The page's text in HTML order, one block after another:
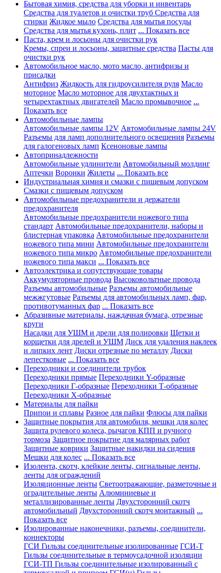
Бытовая химия, средства для уборки и инвентарь
Средства для туалетов и очистки труб Средства для
стирки Жидкое мыло Средства для мытья посуды
Средства для мытья кухонь, плит ... Показать все
Паста, крем и лосьоны для очистки рук
Кремы, спреи и лосьоны, защитные средства Пасты для
очистки рук
Автомобильное масло, мото масло, антифризы и
присадки
Антифриз Жидкость для гидроусилителя руля Масло
моторное Масло моторное для двухтактных и
четырехтактных двигателей Масло промывочное ...
Показать все
Автомобильные лампы
Автомобильные лампы 12V Автомобильные лампы 24V
Разъемы для ламп дополнительного освещения Разъемы
для галогеновых ламп Ксеноновые лампы
Автопринадлежности
Автомобильные удлинители Автомобильный молдинг
Аптечки Воронки Жилеты ... Показать все
Индустриальная химия и смазки с пищевым допуском
Смазки с пищевым допуском
Автомобильные предохранители и держатели
предохранителя
Автомобильные предохранители ножевого типа
стандарт Автомобильные предохранители, наборы и
блистерная упаковка Автомобильные предохранители
ножевого типа мини Автомобильные предохранители
ножевого типа микро Автомобильные предохранители
ножевого типа макси ... Показать все
Автоэлектрика и сопутствующие товары
Аккумуляторные провода Высоковольтные провода
Разъемы автомобильные Разъемы автомобильные
межжгутовые Разъемы для автомобильных ламп, фар,
противотуманных фар ... Показать все
Абразивные материалы, наждачная бумага, отрезные
круги
Насадки для УШМ и дрели для полировки Щетки и
корщетки для дрелей и УШМ Диск для удаления наклеек
и липких лент Диски отрезные по металлу Диски
лепестковые ... Показать все
Переходники и соединители трубок
Переходники прямые Переходники Y-образные
Переходники Г-образные Переходники Т-образные
Переходники Х-образные
Материалы для пайки
Припои и сплавы Разное для пайки Флюсы для пайки
Защитные покрытия для автомобиля, мешки для колес
Защита рулевого колеса, рычагов КПП и ручного
тормоза Защитное покрытие для малярных работ
Защитные коврики Защитные накидки на сидения
Мешки для колес ... Показать все
Изолента, скотч, клейкие ленты, сигнальные ленты,
ленты для ограждений
Изоляционные ленты Светоотражающие, разметочные и
оградительные ленты Алюминиевые и
металлизированные ленты Двухсторонний скотч
автомобильный Двухсторонний скотч монтажный ...
Показать все
Изолированные наконечники, разъемы, соединители,
коннекторы
ГСИ Гильзы соединительные изолированные ГСИ-Т
Гильзы соединительные в термоусадочной изоляции
ГСИ-ТП Гильзы соединительные изолированный с